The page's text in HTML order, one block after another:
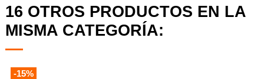
16 OTROS PRODUCTOS EN LA
MISMA CATEGORÍA:
-15%